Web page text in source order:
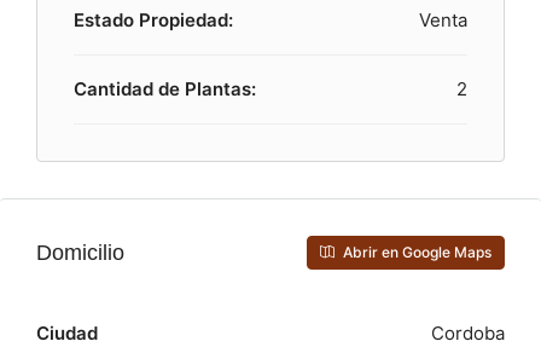
Estado Propiedad: Venta
Cantidad de Plantas: 2
Domicilio Abrir en Google Maps
Ciudad Cordoba